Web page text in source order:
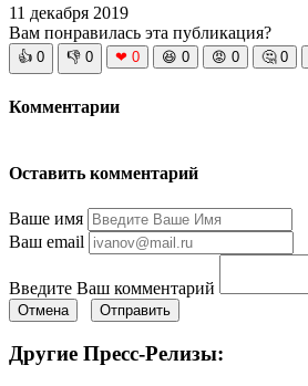
11 декабря 2019
Вам понравилась эта публикация?
👍 0 👎 0 ❤ 0 😆 0 😡 0 🤔 0
Комментарии
Оставить комментарий
Ваше имя
Ваш email
Введите Ваш комментарий
Отмена Отправить
Другие Пресс-Релизы: